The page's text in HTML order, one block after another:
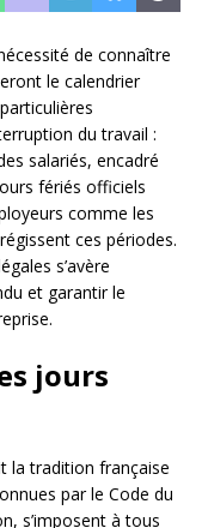
de connaître
le calendrier
du travail :
salariés, encadré
fériés officiels
comme les
ces périodes.
s’avère
et garantir le
jours
la tradition française
par le Code du
s’imposent à tous